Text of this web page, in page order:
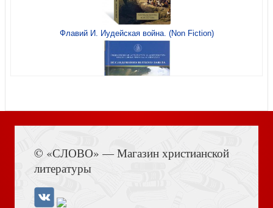
Далида (Опасная красота)
Флавий И. Иудейская война. (Non Fiction)
© «СЛОВО» — Магазин христианской
литературы